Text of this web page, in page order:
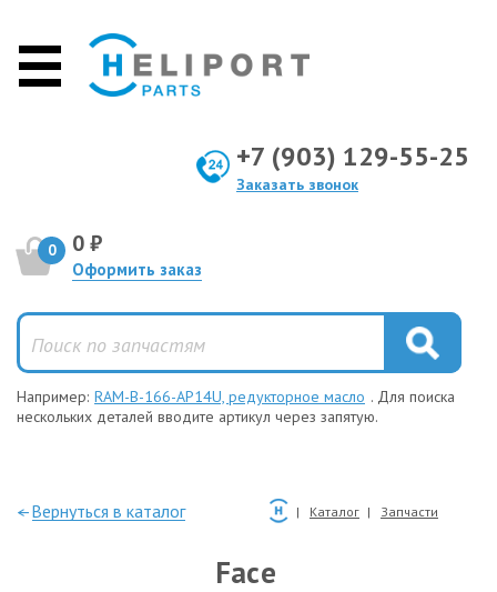
+7 (903) 129-55-25
Заказать звонок
0 0 ₽
Оформить заказ
Например: RAM-B-166-AP14U, редукторное масло . Для поиска
нескольких деталей вводите артикул через запятую.
—Вернуться в каталог Каталог Запчасти
Face